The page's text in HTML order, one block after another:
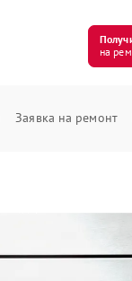
на
Заявка на ремонт